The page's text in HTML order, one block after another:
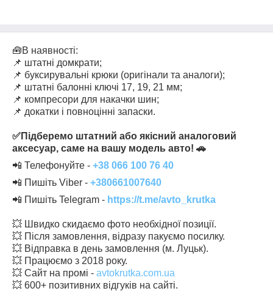
🧰В наявності:
📌 штатні домкрати;
📌 буксирувальні крюки (оригінали та аналоги);
📌 штатні балонні ключі 17, 19, 21 мм;
📌 компресори для накачки шин;
📌 докатки і повноцінні запаски.
✅Підберемо штатний або якісний аналоговий
аксесуар, саме на вашу модель авто! 🚗
📲 Телефонуйте - +38 066 100 76 40
📲 Пишіть Viber - +380661007640
📲 Пишіть Telegram - https://t.me/avto_krutka
💥 Швидко скидаємо фото необхідної позиції.
💥 Після замовлення, відразу пакуємо посилку.
💥 Відправка в день замовлення (м. Луцьк).
💥 Працюємо з 2018 року.
💥 Сайт на промі - avtokrutka.com.ua
💥 600+ позитивних відгуків на сайті.